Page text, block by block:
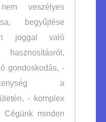
veszélyes
begyűjtése
joggal való
gondoskodás, -
a
- komplex
Cégünk minden